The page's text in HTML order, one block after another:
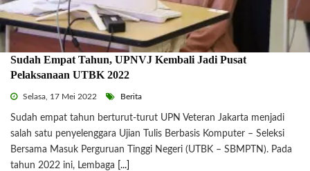
Sudah Empat Tahun, UPNVJ Kembali Jadi Pusat
Pelaksanaan UTBK 2022
Selasa, 17 Mei 2022 Berita
Sudah empat tahun berturut-turut UPN Veteran Jakarta menjadi
salah satu penyelenggara Ujian Tulis Berbasis Komputer – Seleksi
Bersama Masuk Perguruan Tinggi Negeri (UTBK – SBMPTN). Pada
tahun 2022 ini, Lembaga
[...]